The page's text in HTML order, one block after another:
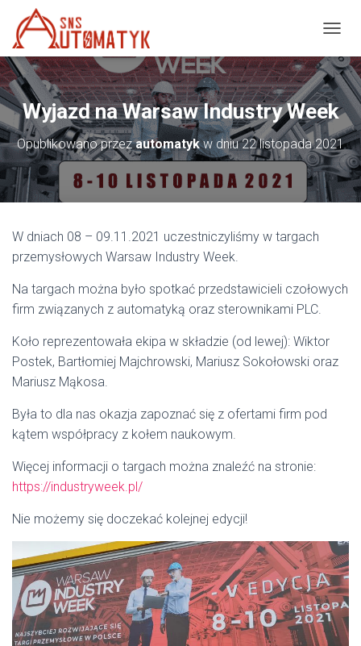
R
Z
E
Ł
Ą
C
Z
A
Ę
Wyjazd na Warsaw Industry Week
Opublikowano przezautomatykw dniu22 listopada 2021
W dniach 08 – 09.11.2021 uczestniczyliśmy w targach
przemysłowych Warsaw Industry Week.
Na targach można było spotkać przedstawicieli czołowych
firm związanych z automatyką oraz sterownikami PLC.
Koło reprezentowała ekipa w składzie (od lewej): Wiktor
Postek, Bartłomiej Majchrowski, Mariusz Sokołowski oraz
Mariusz Mąkosa.
Była to dla nas okazja zapoznać się z ofertami firm pod
kątem współpracy z kołem naukowym.
Więcej informacji o targach można znaleźć na stronie:
https://industryweek.pl/
Nie możemy się doczekać kolejnej edycji!